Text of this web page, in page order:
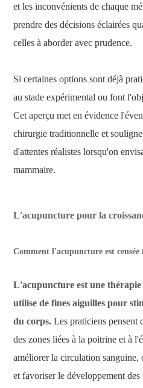
et les inconvénients de chaque
prendre des décisions éclairées
celles à aborder avec prudence.
Si certaines options sont déjà
au stade expérimental ou font
Cet aperçu met en évidence
chirurgie traditionnelle et
d'attentes réalistes lorsqu'on
mammaire.
L'acupuncture pour la
Comment l'acupuncture est
L'acupuncture est une
utilise de fines aiguilles pour
du corps. Les praticiens pensent
des zones liées à la poitrine et à
améliorer la circulation
et favoriser le développement